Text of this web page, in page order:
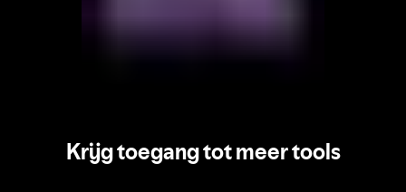
Krijg toegang tot meer tools